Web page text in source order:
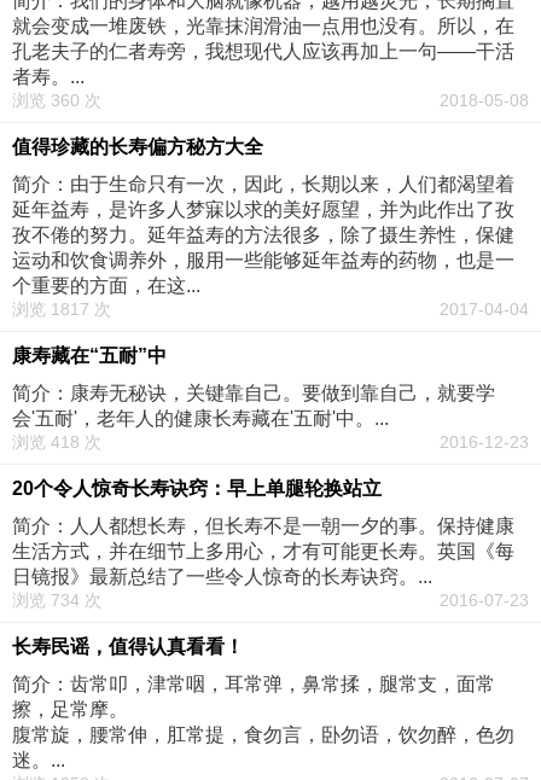
就会变成一堆废铁，光靠抹润滑油一点用也没有。所以，在
孔老夫子的仁者寿旁，我想现代人应该再加上一句——干活
者寿。...
浏览 360 次 2018-05-08
值得珍藏的长寿偏方秘方大全
简介：由于生命只有一次，因此，长期以来，人们都渴望着
延年益寿，是许多人梦寐以求的美好愿望，并为此作出了孜
孜不倦的努力。延年益寿的方法很多，除了摄生养性，保健
运动和饮食调养外，服用一些能够延年益寿的药物，也是一
个重要的方面，在这...
浏览 1817 次 2017-04-04
康寿藏在“五耐”中
简介：康寿无秘诀，关键靠自己。要做到靠自己，就要学
会'五耐'，老年人的健康长寿藏在'五耐'中。...
浏览 418 次 2016-12-23
20个令人惊奇长寿诀窍：早上单腿轮换站立
简介：人人都想长寿，但长寿不是一朝一夕的事。保持健康
生活方式，并在细节上多用心，才有可能更长寿。英国《每
日镜报》最新总结了一些令人惊奇的长寿诀窍。...
浏览 734 次 2016-07-23
长寿民谣，值得认真看看！
简介：齿常叩，津常咽，耳常弹，鼻常揉，腿常支，面常
擦，足常摩。
腹常旋，腰常伸，肛常提，食勿言，卧勿语，饮勿醉，色勿
迷。...